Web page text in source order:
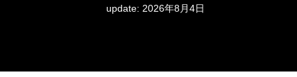
update: 2026年8月4日